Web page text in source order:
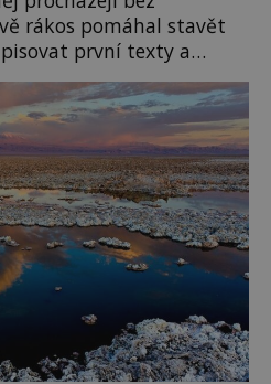
rákos pomáhal stavět
první texty a
Tato skromná, ale
člověka už tisíce let.
jen jako obyčejnou kulisu
však podívat […]